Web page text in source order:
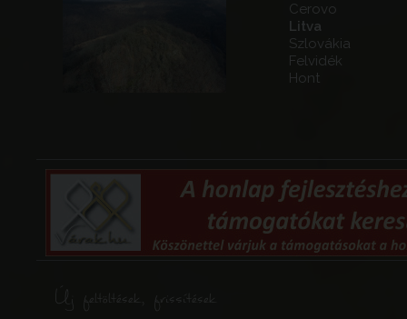
Cerovo
Litva
Szlovákia
Felvidék
Hont
Új feltöltések, frissítések